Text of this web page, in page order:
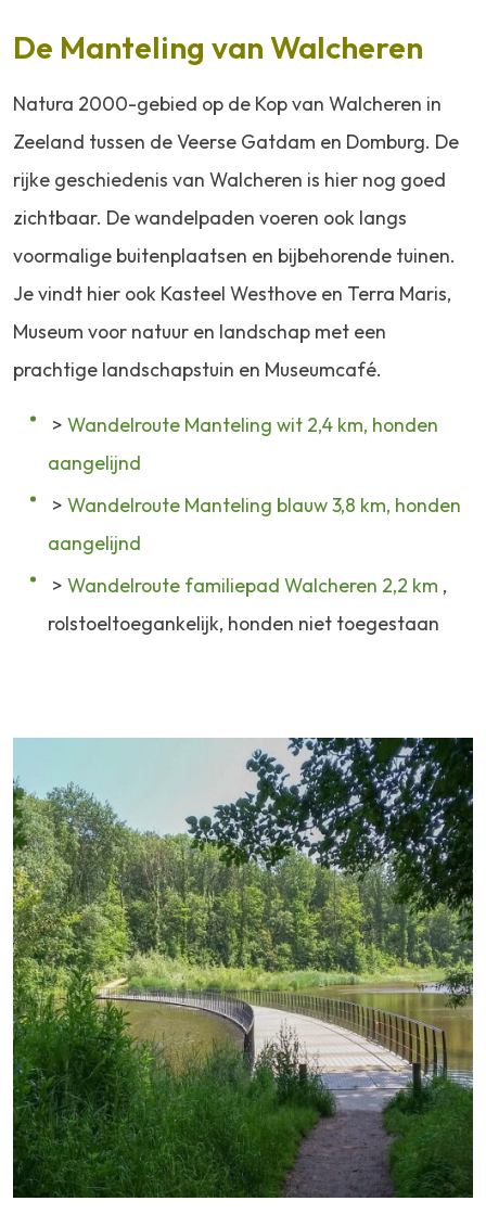
De Manteling van Walcheren
Natura 2000-gebied op de Kop van Walcheren in
Zeeland tussen de Veerse Gatdam en Domburg. De
rijke geschiedenis van Walcheren is hier nog goed
zichtbaar. De wandelpaden voeren ook langs
voormalige buitenplaatsen en bijbehorende tuinen.
Je vindt hier ook Kasteel Westhove en Terra Maris,
Museum voor natuur en landschap met een
prachtige landschapstuin en Museumcafé.
> Wandelroute Manteling wit 2,4 km, honden
aangelijnd
> Wandelroute Manteling blauw 3,8 km, honden
aangelijnd
> Wandelroute familiepad Walcheren 2,2 km ,
rolstoeltoegankelijk, honden niet toegestaan